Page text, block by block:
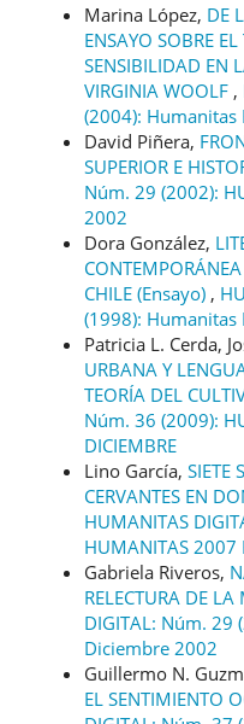
Marina López, DE
ENSAYO SOBRE
SENSIBILIDAD EN
VIRGINIA WOOLF ,
(2004):
David Piñera,
SUPERIOR E
Núm. 29 (2002):
2002
Dora González,
CHILE (Ensayo) ,
(1998):
Patricia L. Cerda,
URBANA Y
TEORÍA DEL
Núm. 36 (2009):
DICIEMBRE
Lino García, SIETE
CERVANTES EN
HUMANITAS
HUMANITAS 2007
Gabriela Riveros,
RELECTURA DE
DIGITAL: Núm. 29
Diciembre 2002
Guillermo N.
EL SENTIMIENTO